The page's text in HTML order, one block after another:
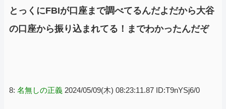
とっくにFBIが口座まで調べてるんだよだから大谷
の口座から振り込まれてる！までわかったんだぞ
8: 名無しの正義 2024/05/09(木) 08:23:11.87 ID:T9nYSj6/0